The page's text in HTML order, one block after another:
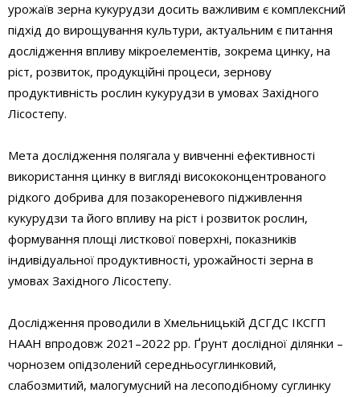
урожаїв зерна кукурудзи досить важливим є комплексний
підхід до вирощування культури, актуальним є питання
дослідження впливу мікроелементів, зокрема цинку, на
ріст, розвиток, продукційні процеси, зернову
продуктивність рослин кукурудзи в умовах Західного
Лісостепу.
Мета дослідження полягала у вивченні ефективності
використання цинку в вигляді висококонцентрованого
рідкого добрива для позакореневого підживлення
кукурудзи та його впливу на ріст і розвиток рослин,
формування площі листкової поверхні, показників
індивідуальної продуктивності, урожайності зерна в
умовах Західного Лісостепу.
Дослідження проводили в Хмельницькій ДСГДС ІКСГП
НААН впродовж 2021–2022 рр. Ґрунт дослідної ділянки –
чорнозем опідзолений середньосуглинковий,
слабозмитий, малогумусний на лесоподібному суглинку